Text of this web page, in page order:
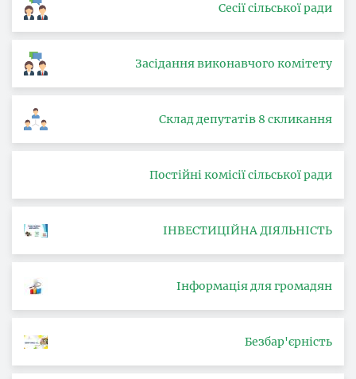
Сесії сільської ради
Засідання виконавчого комітету
Склад депутатів 8 скликання
Постійні комісії сільської ради
ІНВЕСТИЦІЙНА ДІЯЛЬНІСТЬ
Інформація для громадян
Безбар'єрність